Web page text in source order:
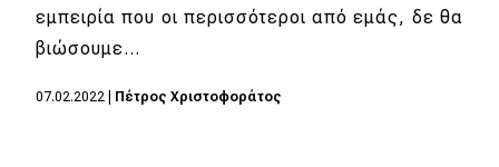
eDRIVE
DRIVE USED
εμπειρία που οι περισσότεροι από εμάς, δε θα
βιώσουμε…
07.02.2022 Πέτρος Χριστοφοράτος